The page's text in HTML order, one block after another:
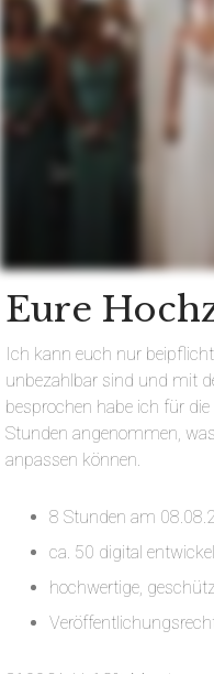
Eure
Ich kann euch nur
unbezahlbar sind und mit
besprochen habe ich für
Stunden angenommen,
anpassen können.
8 Stunden am
ca. 50 digital
hochwertige,